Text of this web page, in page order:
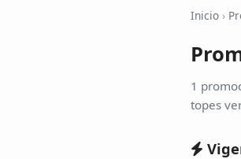
Inicio ›
1
topes